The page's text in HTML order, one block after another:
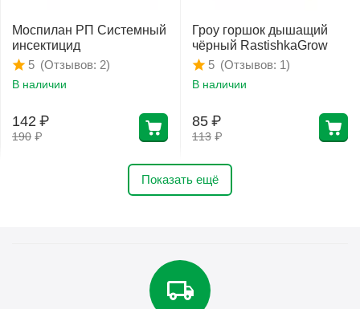
Моспилан РП Системный
инсектицид
(Отзывов: 2)
5
В наличии
190 ₽
142 ₽
Гроу горшок дышащий
чёрный RastishkaGrow
(Отзывов: 1)
5
В наличии
113 ₽
85 ₽
Показать ещё